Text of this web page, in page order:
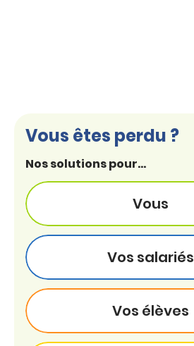
Vous êtes perdu ?
Nos solutions pour...
Vous
Vos salariés
Vos élèves